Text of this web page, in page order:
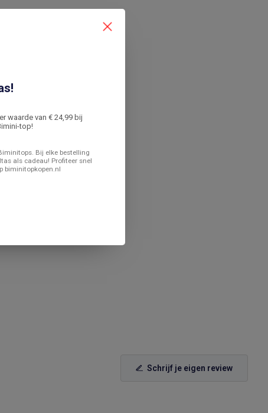
Schrijf je eigen review
waarde van € 24,99 bij
top!
Bij elke bestelling
als cadeau! Profiteer snel
biminitopkopen.nl